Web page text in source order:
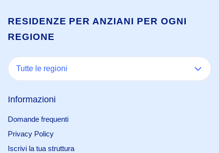
RESIDENZE PER ANZIANI PER OGNI
REGIONE
Tutte le regioni
Informazioni
Domande frequenti
Privacy Policy
Iscrivi la tua struttura